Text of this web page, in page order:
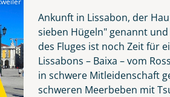
Ankunft in Lissabon, der
sieben Hügeln" genannt
des Fluges ist noch Zeit für
Lissabons – Baixa – vom
in schwere Mitleidenschaft
schweren Meerbeben mit